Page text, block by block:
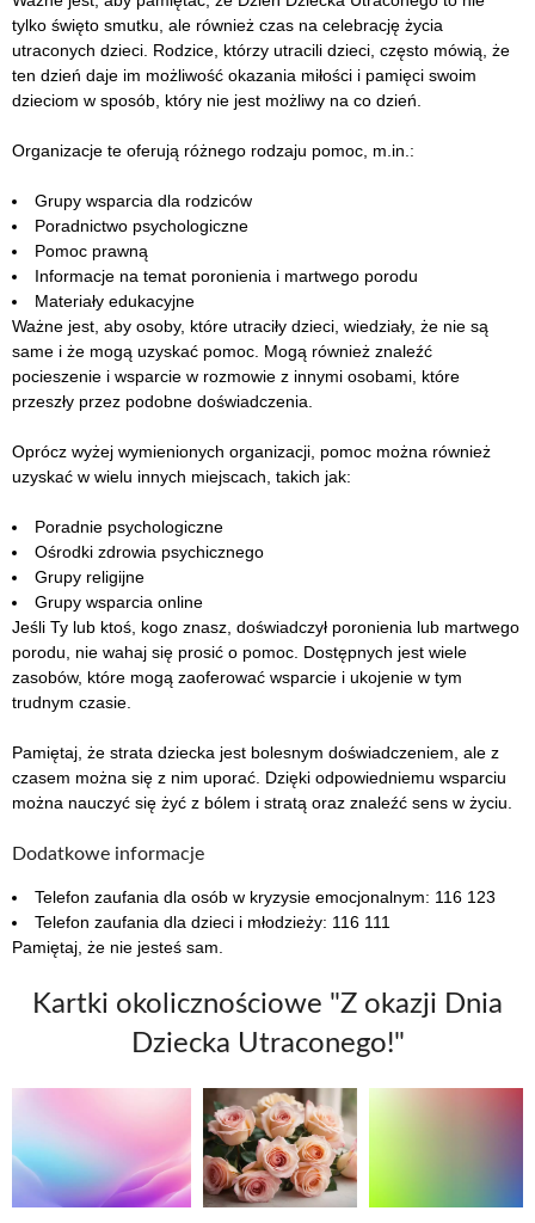
tylko święto smutku, ale również czas na celebrację życia
utraconych dzieci. Rodzice, którzy utracili dzieci, często mówią, że
ten dzień daje im możliwość okazania miłości i pamięci swoim
dzieciom w sposób, który nie jest możliwy na co dzień.
Organizacje te oferują różnego rodzaju pomoc, m.in.:
Grupy wsparcia dla rodziców
Poradnictwo psychologiczne
Pomoc prawną
Informacje na temat poronienia i martwego porodu
Materiały edukacyjne
Ważne jest, aby osoby, które utraciły dzieci, wiedziały, że nie są
same i że mogą uzyskać pomoc. Mogą również znaleźć
pocieszenie i wsparcie w rozmowie z innymi osobami, które
przeszły przez podobne doświadczenia.
Oprócz wyżej wymienionych organizacji, pomoc można również
uzyskać w wielu innych miejscach, takich jak:
Poradnie psychologiczne
Ośrodki zdrowia psychicznego
Grupy religijne
Grupy wsparcia online
Jeśli Ty lub ktoś, kogo znasz, doświadczył poronienia lub martwego
porodu, nie wahaj się prosić o pomoc. Dostępnych jest wiele
zasobów, które mogą zaoferować wsparcie i ukojenie w tym
trudnym czasie.
Pamiętaj, że strata dziecka jest bolesnym doświadczeniem, ale z
czasem można się z nim uporać. Dzięki odpowiedniemu wsparciu
można nauczyć się żyć z bólem i stratą oraz znaleźć sens w życiu.
Dodatkowe informacje
Telefon zaufania dla osób w kryzysie emocjonalnym: 116 123
Telefon zaufania dla dzieci i młodzieży: 116 111
Pamiętaj, że nie jesteś sam.
Kartki okolicznościowe "Z okazji Dnia
Dziecka Utraconego!"